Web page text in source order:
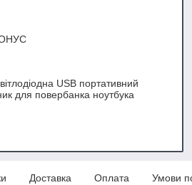
USB портативний
для повербанка ноутбука
Доставка Оплата Умови